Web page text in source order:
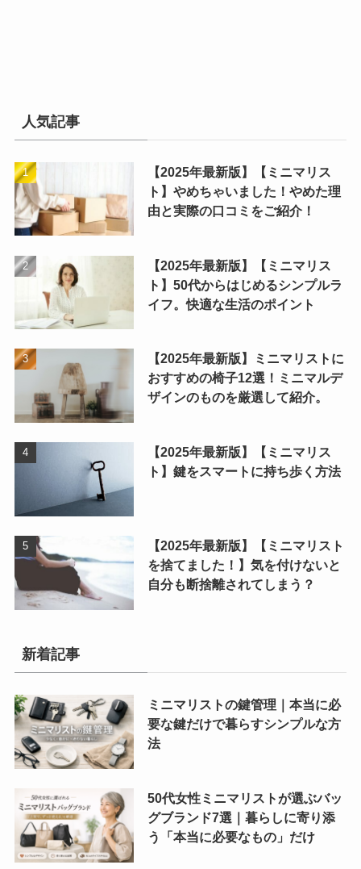
人気記事
【2025年最新版】【ミニマリス
ト】やめちゃいました！やめた理
由と実際の口コミをご紹介！
【2025年最新版】【ミニマリス
ト】50代からはじめるシンプルラ
イフ。快適な生活のポイント
【2025年最新版】ミニマリストに
おすすめの椅子12選！ミニマルデ
ザインのものを厳選して紹介。
【2025年最新版】【ミニマリス
ト】鍵をスマートに持ち歩く方法
【2025年最新版】【ミニマリスト
を捨てました！】気を付けないと
自分も断捨離されてしまう？
新着記事
ミニマリストの鍵管理｜本当に必
要な鍵だけで暮らすシンプルな方
法
50代女性ミニマリストが選ぶバッ
グブランド7選｜暮らしに寄り添
う「本当に必要なもの」だけ